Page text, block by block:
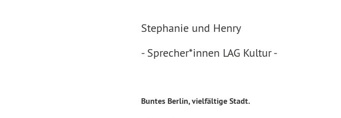
Stephanie und Henry
- Sprecher*innen LAG Kultur -
Buntes Berlin, vielfältige Stadt.